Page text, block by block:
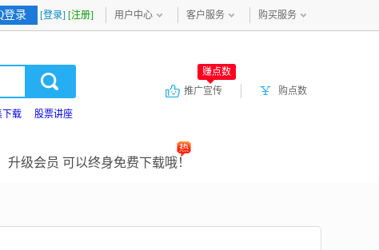
登录 [登录] [注册] 用户中心 客户服务 购买服务
下载 股票讲座
购点数
推广宣传
赚点数
升级会员 可以终身免费下载哦！